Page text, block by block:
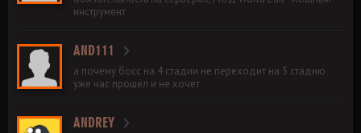
инструмент
AND111
а почему босс на 4 стадии не переходит на 5 стадию
уже час прошёл и не хочет
ANDREY